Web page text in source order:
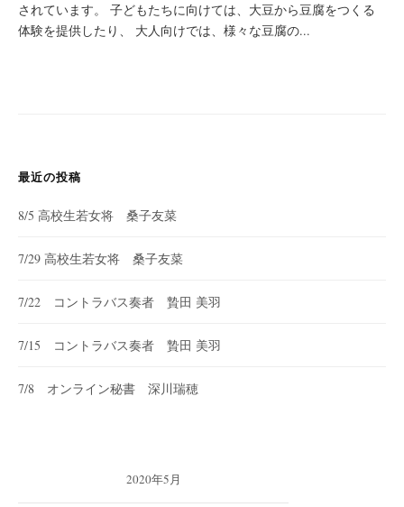
されています。 子どもたちに向けては、大豆から豆腐をつくる
体験を提供したり、 大人向けでは、様々な豆腐の...
最近の投稿
8/5 高校生若女将 桑子友菜
7/29 高校生若女将 桑子友菜
7/22 コントラバス奏者 贄田 美羽
7/15 コントラバス奏者 贄田 美羽
7/8 オンライン秘書 深川瑞穂
2020年5月